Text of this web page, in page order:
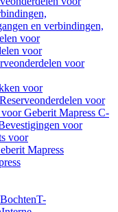
en verbindingen,
voor
voor
voor
voor
Reserveonderdelen voor
Geberit Mapress C-
voor
voor
Mapress
T-